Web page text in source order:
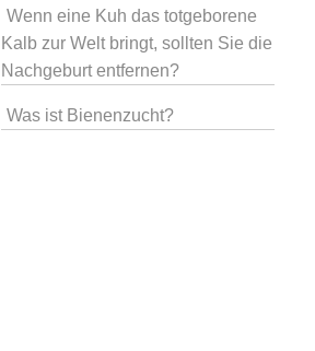
Wenn eine Kuh das totgeborene
Kalb zur Welt bringt, sollten Sie die
Nachgeburt entfernen?
Was ist Bienenzucht?